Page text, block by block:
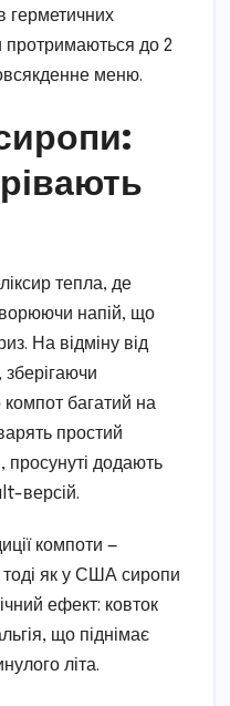
герметичних
протримаються до 2
меню.
тепла, де
напій, що
На відміну від
компот багатий на
простий
просунуті додають
версій.
компоти —
тоді як у США сиропи
ефект: ковток
що піднімає
літа.